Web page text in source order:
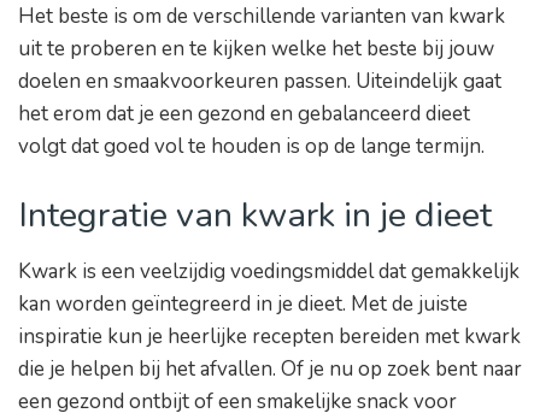
Het beste is om de verschillende varianten van kwark
uit te proberen en te kijken welke het beste bij jouw
doelen en smaakvoorkeuren passen. Uiteindelijk gaat
het erom dat je een gezond en gebalanceerd dieet
volgt dat goed vol te houden is op de lange termijn.
Integratie van kwark in je dieet
Kwark is een veelzijdig voedingsmiddel dat gemakkelijk
kan worden geïntegreerd in je dieet. Met de juiste
inspiratie kun je heerlijke recepten bereiden met kwark
die je helpen bij het afvallen. Of je nu op zoek bent naar
een gezond ontbijt of een smakelijke snack voor